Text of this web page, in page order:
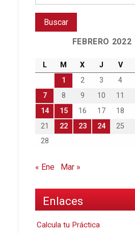
FEBRERO 2022
L M X J V
1
2 3 4
7
8 9 10 11
14
15 16 17 18
21
22 23 24 25
28
« Ene Mar »
Enlaces
Calcula tu Práctica